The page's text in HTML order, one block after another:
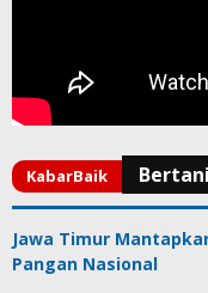
Jawa Timur
Pangan Nasional